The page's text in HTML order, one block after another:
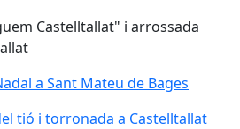
Castelltallat" i arrossada
a Sant Mateu de Bages
tió i torronada a Castelltallat